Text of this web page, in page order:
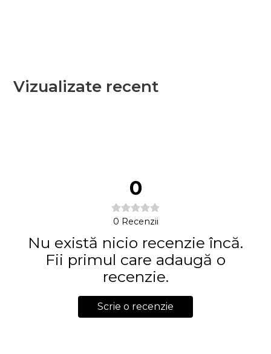
Vizualizate recent
0
0 Recenzii
Nu există nicio recenzie încă.
Fii primul care adaugă o
recenzie.
Scrie o recenzie